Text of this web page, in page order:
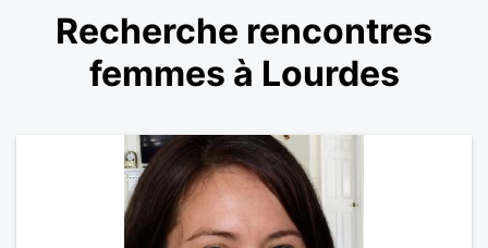
Recherche rencontres
femmes à Lourdes